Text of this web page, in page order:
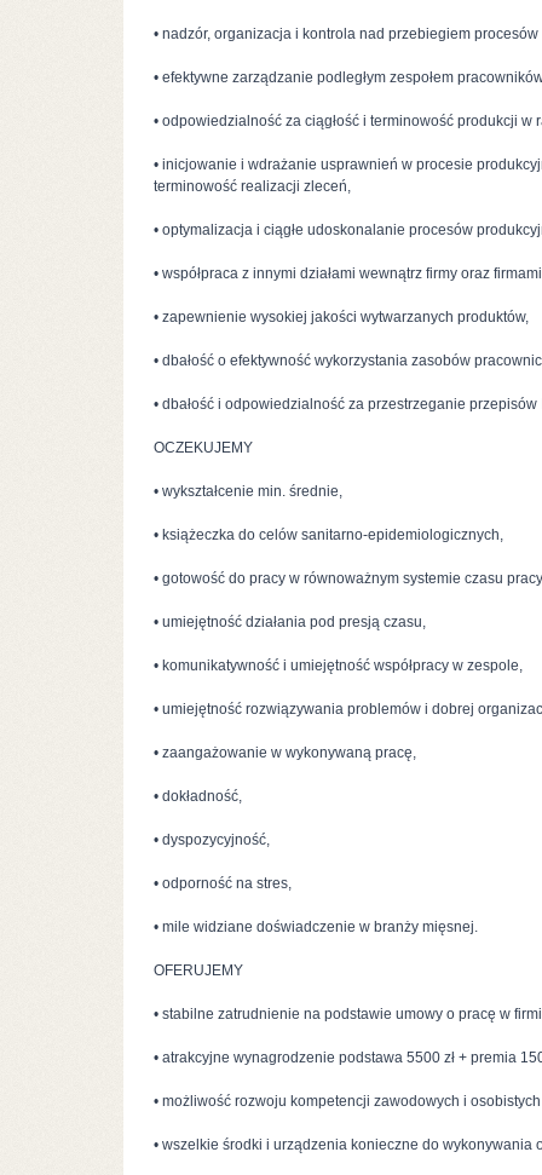
• nadzór, organizacja i kontrola nad przebiegiem
• efektywne zarządzanie podległym zespołem
• odpowiedzialność za ciągłość i terminowość produkcji
• inicjowanie i wdrażanie usprawnień w procesie
terminowość realizacji zleceń,
• optymalizacja i ciągłe udoskonalanie procesów
• współpraca z innymi działami wewnątrz firmy oraz
• zapewnienie wysokiej jakości wytwarzanych produktów,
• dbałość o efektywność wykorzystania zasobów
• dbałość i odpowiedzialność za przestrzeganie przepisów
OCZEKUJEMY
• wykształcenie min. średnie,
• książeczka do celów sanitarno-epidemiologicznych,
• gotowość do pracy w równoważnym systemie czasu
• umiejętność działania pod presją czasu,
• komunikatywność i umiejętność współpracy w zespole,
• umiejętność rozwiązywania problemów i dobrej
• zaangażowanie w wykonywaną pracę,
• dokładność,
• dyspozycyjność,
• odporność na stres,
• mile widziane doświadczenie w branży mięsnej.
OFERUJEMY
• stabilne zatrudnienie na podstawie umowy o pracę w
• atrakcyjne wynagrodzenie podstawa 5500 zł + premia
• możliwość rozwoju kompetencji zawodowych i osobistych
• wszelkie środki i urządzenia konieczne do wykonywania